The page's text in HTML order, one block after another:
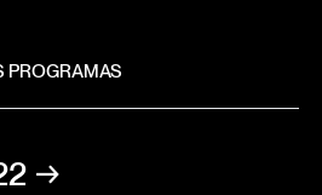
PROGRAMAS
→